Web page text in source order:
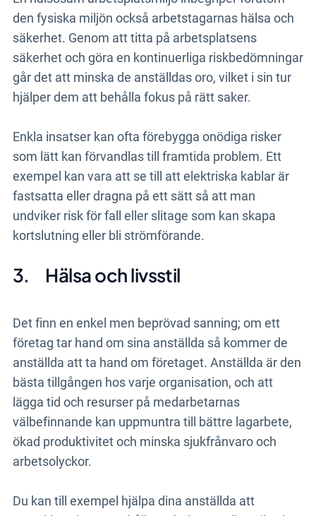
den fysiska miljön också arbetstagarnas hälsa och
säkerhet. Genom att titta på arbetsplatsens
säkerhet och göra en kontinuerliga riskbedömningar
går det att minska de anställdas oro, vilket i sin tur
hjälper dem att behålla fokus på rätt saker.
Enkla insatser kan ofta förebygga onödiga risker
som lätt kan förvandlas till framtida problem. Ett
exempel kan vara att se till att elektriska kablar är
fastsatta eller dragna på ett sätt så att man
undviker risk för fall eller slitage som kan skapa
kortslutning eller bli strömförande.
3. Hälsa och livsstil
Det finn en enkel men beprövad sanning; om ett
företag tar hand om sina anställda så kommer de
anställda att ta hand om företaget. Anställda är den
bästa tillgången hos varje organisation, och att
lägga tid och resurser på medarbetarnas
välbefinnande kan uppmuntra till bättre lagarbete,
ökad produktivitet och minska sjukfrånvaro och
arbetsolyckor.
Du kan till exempel hjälpa dina anställda att